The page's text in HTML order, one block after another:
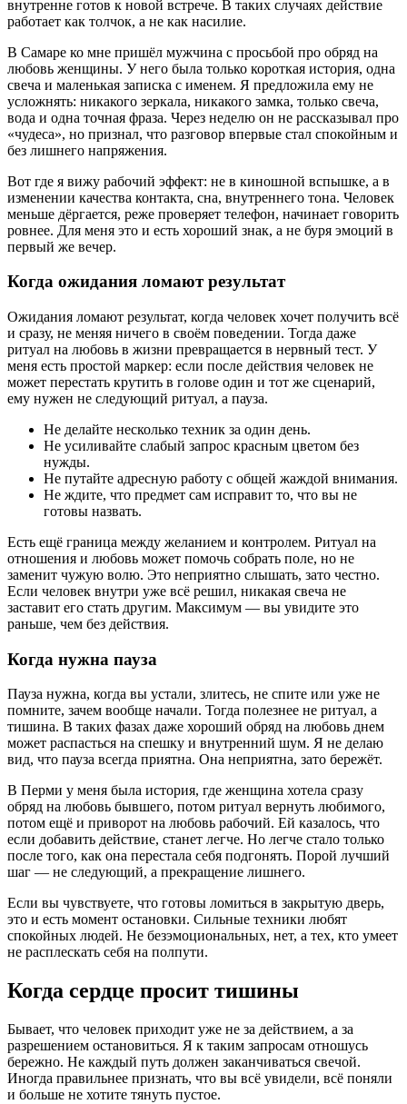
внутренне готов к новой встрече. В таких случаях действие
работает как толчок, а не как насилие.
В Самаре ко мне пришёл мужчина с просьбой про обряд на
любовь женщины. У него была только короткая история, одна
свеча и маленькая записка с именем. Я предложила ему не
усложнять: никакого зеркала, никакого замка, только свеча,
вода и одна точная фраза. Через неделю он не рассказывал про
«чудеса», но признал, что разговор впервые стал спокойным и
без лишнего напряжения.
Вот где я вижу рабочий эффект: не в киношной вспышке, а в
изменении качества контакта, сна, внутреннего тона. Человек
меньше дёргается, реже проверяет телефон, начинает говорить
ровнее. Для меня это и есть хороший знак, а не буря эмоций в
первый же вечер.
Когда ожидания ломают результат
Ожидания ломают результат, когда человек хочет получить всё
и сразу, не меняя ничего в своём поведении. Тогда даже
ритуал на любовь в жизни превращается в нервный тест. У
меня есть простой маркер: если после действия человек не
может перестать крутить в голове один и тот же сценарий,
ему нужен не следующий ритуал, а пауза.
Не делайте несколько техник за один день.
Не усиливайте слабый запрос красным цветом без
нужды.
Не путайте адресную работу с общей жаждой внимания.
Не ждите, что предмет сам исправит то, что вы не
готовы назвать.
Есть ещё граница между желанием и контролем. Ритуал на
отношения и любовь может помочь собрать поле, но не
заменит чужую волю. Это неприятно слышать, зато честно.
Если человек внутри уже всё решил, никакая свеча не
заставит его стать другим. Максимум — вы увидите это
раньше, чем без действия.
Когда нужна пауза
Пауза нужна, когда вы устали, злитесь, не спите или уже не
помните, зачем вообще начали. Тогда полезнее не ритуал, а
тишина. В таких фазах даже хороший обряд на любовь днем
может распасться на спешку и внутренний шум. Я не делаю
вид, что пауза всегда приятна. Она неприятна, зато бережёт.
В Перми у меня была история, где женщина хотела сразу
обряд на любовь бывшего, потом ритуал вернуть любимого,
потом ещё и приворот на любовь рабочий. Ей казалось, что
если добавить действие, станет легче. Но легче стало только
после того, как она перестала себя подгонять. Порой лучший
шаг — не следующий, а прекращение лишнего.
Если вы чувствуете, что готовы ломиться в закрытую дверь,
это и есть момент остановки. Сильные техники любят
спокойных людей. Не безэмоциональных, нет, а тех, кто умеет
не расплескать себя на полпути.
Когда сердце просит тишины
Бывает, что человек приходит уже не за действием, а за
разрешением остановиться. Я к таким запросам отношусь
бережно. Не каждый путь должен заканчиваться свечой.
Иногда правильнее признать, что вы всё увидели, всё поняли
и больше не хотите тянуть пустое.